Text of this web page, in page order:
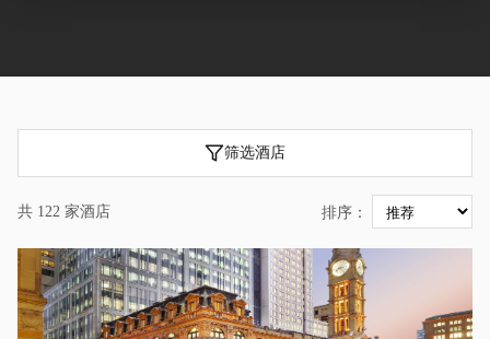
筛选酒店
共 122 家酒店 排序：